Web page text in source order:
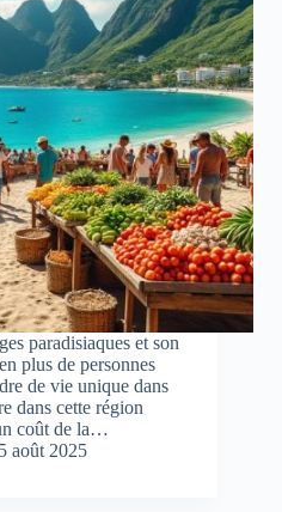
paradisiaques et son
plus de personnes
de vie unique dans
dans cette région
coût de la…
5 août 2025